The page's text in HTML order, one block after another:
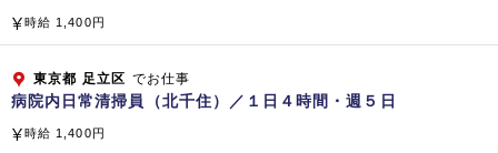
従業員数
プロパティマネジメント、ファシリティマネジメント
時給 1,400円
東京都 足立区 でお仕事
病院内日常清掃員（北千住）／１日４時間・週５日
時給 1,400円